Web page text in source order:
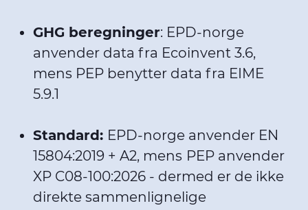
GHG beregninger: EPD-norge
anvender data fra Ecoinvent 3.6,
mens PEP benytter data fra EIME
5.9.1
Standard: EPD-norge anvender EN
15804:2019 + A2, mens PEP anvender
XP C08-100:2026 - dermed er de ikke
direkte sammenlignelige